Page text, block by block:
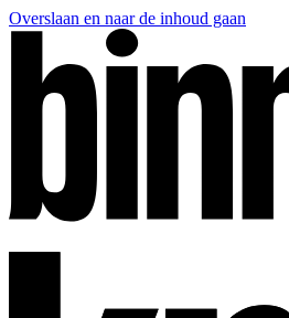
Overslaan en naar de inhoud gaan